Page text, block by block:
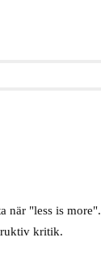
när "less is
kritik.